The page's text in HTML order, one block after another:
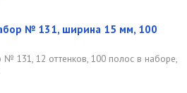
№ 131, ширина 15 мм, 100
№ 131, 12 оттенков, 100 полос в наборе,